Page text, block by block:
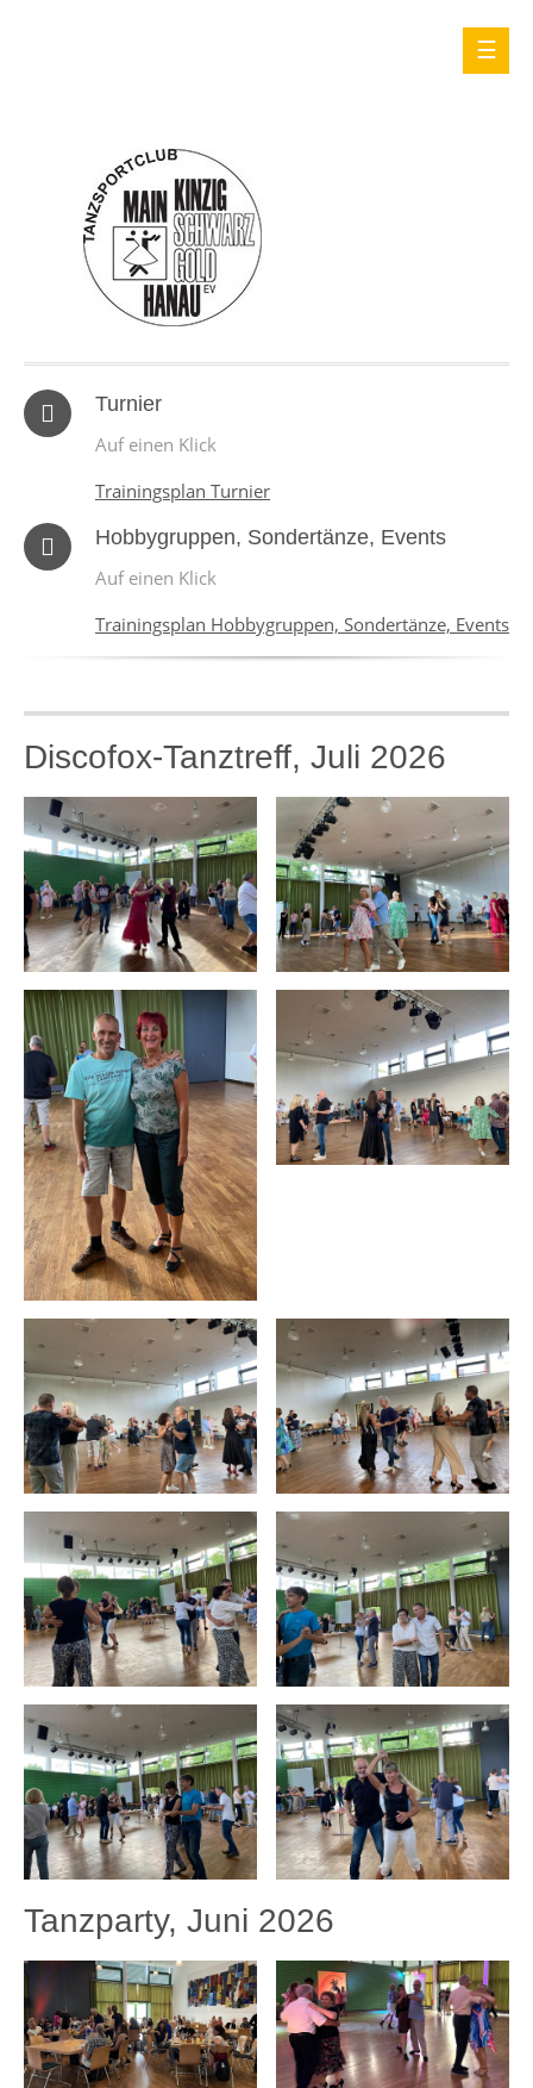
Turnier
Auf einen Klick
Trainingsplan Turnier
Hobbygruppen, Sondertänze, Events
Auf einen Klick
Trainingsplan Hobbygruppen, Sondertänze, Events
Discofox-Tanztreff, Juli 2026
Tanzparty, Juni 2026